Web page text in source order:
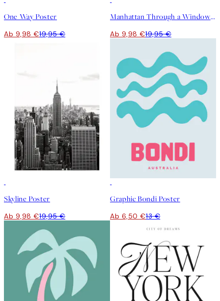
One Way Poster
Ab 9,98 €19,95 €
Manhattan Through a Window Poster
Ab 9,98 €19,95 €
Skyline Poster
Ab 9,98 €19,95 €
Graphic Bondi Poster
Ab 6,50 €13 €